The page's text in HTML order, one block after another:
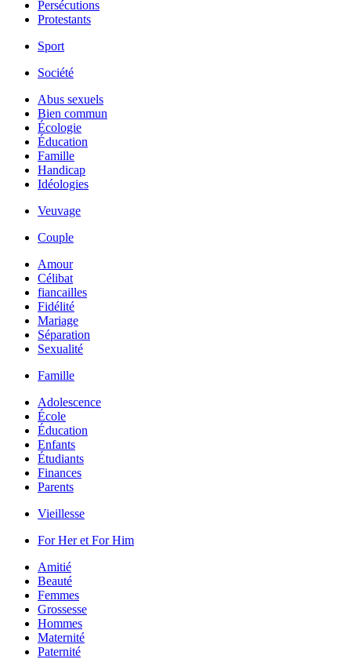
Persécutions
Protestants
Sport
Société
Abus sexuels
Bien commun
Écologie
Éducation
Famille
Handicap
Idéologies
Veuvage
Couple
Amour
Célibat
fiancailles
Fidélité
Mariage
Séparation
Sexualité
Famille
Adolescence
École
Éducation
Enfants
Étudiants
Finances
Parents
Vieillesse
For Her et For Him
Amitié
Beauté
Femmes
Grossesse
Hommes
Maternité
Paternité